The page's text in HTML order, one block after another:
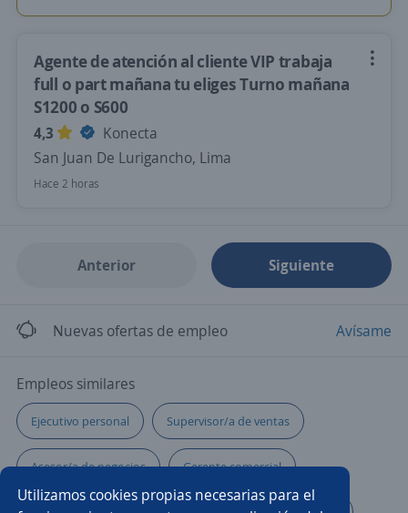
Agente de atención al cliente VIP trabaja
full o part mañana tu eliges Turno mañana
S1200 o S600
4,3
Konecta
San Juan De Lurigancho, Lima
Hace 2 horas
Anterior Siguiente
Nuevas ofertas de empleo Avísame
Empleos similares
Ejecutivo personal Supervisor/a de ventas
Asesor/a de negocios Gerente comercial
Utilizamos cookies propias necesarias para el